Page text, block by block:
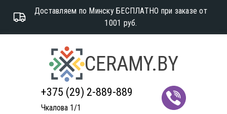
Доставляем по Минску БЕСПЛАТНО при заказе от
1001 руб.
CERAMY.BY
+375 (29) 2-889-889
Чкалова 1/1